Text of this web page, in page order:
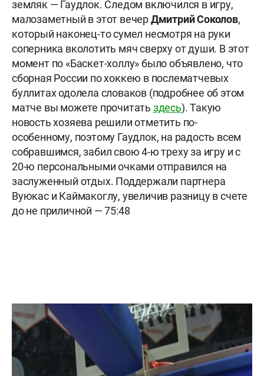
земляк — Гаудлок. Следом включился в игру,
малозаметный в этот вечерДмитрий Соколов,
который наконец-то сумел несмотря на руки
соперника вколотить мяч сверху от души. В этот
момент по «Баскет-холлу» было объявлено, что
сборная России по хоккею в послематчевых
буллитах одолела словаков (подробнее об этом
матче вы можете прочитать здесь). Такую
новость хозяева решили отметить по-
особенному, поэтому Гаудлок, на радость всем
собравшимся, забил свою 4-ю треху за игру и с
20-ю персональными очками отправился на
заслуженный отдых. Поддержали партнера
Вуюкас и Каймакоглу, увеличив разницу в счете
до не приличной — 75:48